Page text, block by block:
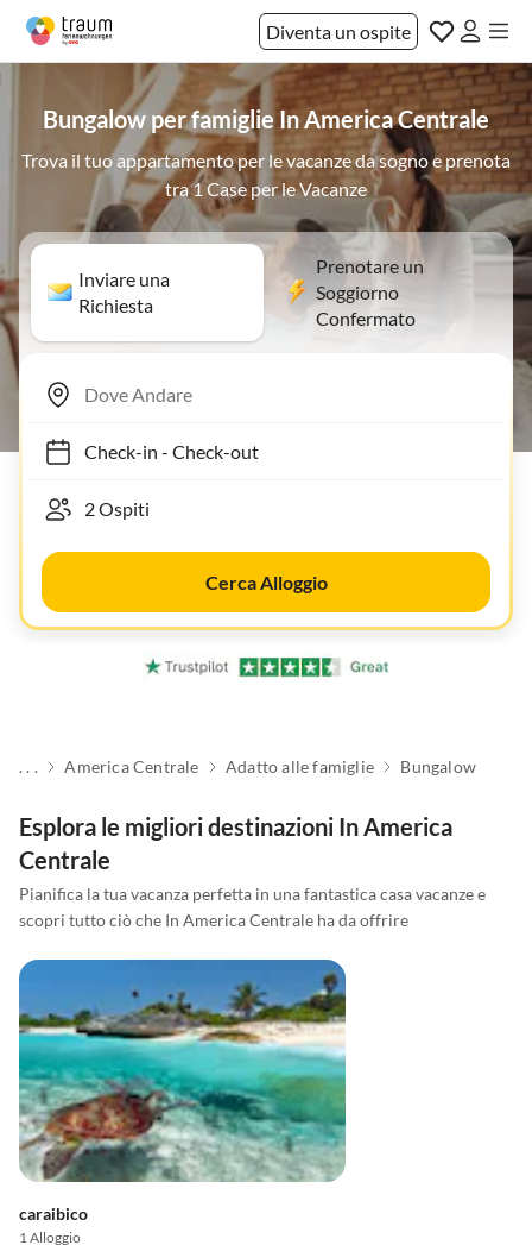
Diventa un ospite
Bungalow per famiglie In America Centrale
Trova il tuo appartamento per le vacanze da sogno e prenota
tra 1 Case per le Vacanze
Inviare una
Richiesta
Prenotare un
Soggiorno
Confermato
Check-in- Check-out
Cerca Alloggio
. . . America Centrale Adatto alle famiglie Bungalow
Esplora le migliori destinazioni In America
Centrale
Pianifica la tua vacanza perfetta in una fantastica casa vacanze e
scopri tutto ciò che In America Centrale ha da offrire
caraibico
1 Alloggio